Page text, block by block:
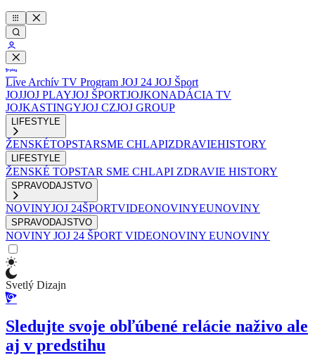
Live Archív TV Program JOJ 24 JOJ Šport
JOJJOJ PLAYJOJ ŠPORTJOJKONADÁCIA TV
JOJKASTINGYJOJ CZJOJ GROUP
LIFESTYLE
ŽENSKÉTOPSTARSME CHLAPIZDRAVIEHISTORY
LIFESTYLE
ŽENSKÉ TOPSTAR SME CHLAPI ZDRAVIE HISTORY
SPRAVODAJSTVO
NOVINYJOJ 24ŠPORTVIDEONOVINYEUNOVINY
SPRAVODAJSTVO
NOVINY JOJ 24 ŠPORT VIDEONOVINY EUNOVINY
Svetlý Dizajn
Sledujte svoje obľúbené relácie naživo ale
aj v predstihu